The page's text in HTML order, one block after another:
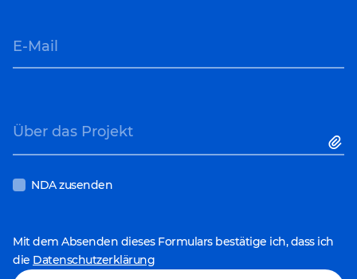
Kernaufgaben
Aufgaben werden
E-Mail
Über das Projekt
NDA zusenden
Mit dem Absenden dieses Formulars bestätige ich, dass ich
die Datenschutzerklärung